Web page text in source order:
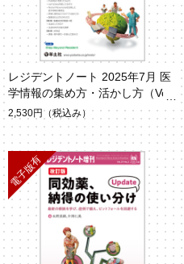
レジデントノート 2025年7月 医
学情報の集め方・活かし方（Vol.
27 No.6）
2,530円 （税込み）